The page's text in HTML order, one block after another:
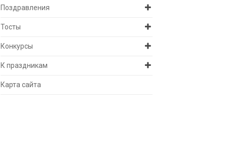
Поздравления
Тосты
Конкурсы
К праздникам
Карта сайта